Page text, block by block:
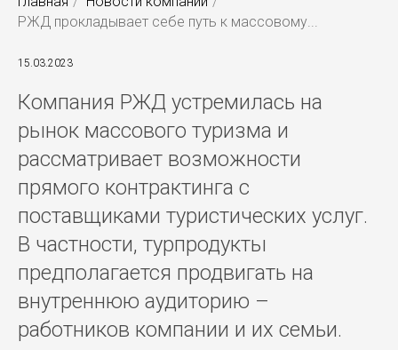
РЖД прокладывает себе путь к массовому...
15.03.2023
Компания РЖД устремилась на
рынок массового туризма и
рассматривает возможности
прямого контрактинга с
поставщиками туристических услуг.
В частности, турпродукты
предполагается продвигать на
внутреннюю аудиторию –
работников компании и их семьи.